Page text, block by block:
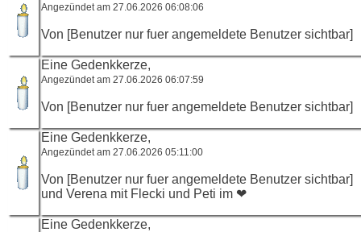
Angezündet am 27.06.2026 06:08:06
Von [Benutzer nur fuer angemeldete Benutzer sichtbar]
Eine Gedenkkerze,
Angezündet am 27.06.2026 06:07:59
Von [Benutzer nur fuer angemeldete Benutzer sichtbar]
Eine Gedenkkerze,
Angezündet am 27.06.2026 05:11:00
Von [Benutzer nur fuer angemeldete Benutzer sichtbar]
und Verena mit Flecki und Peti im ❤
Eine Gedenkkerze,